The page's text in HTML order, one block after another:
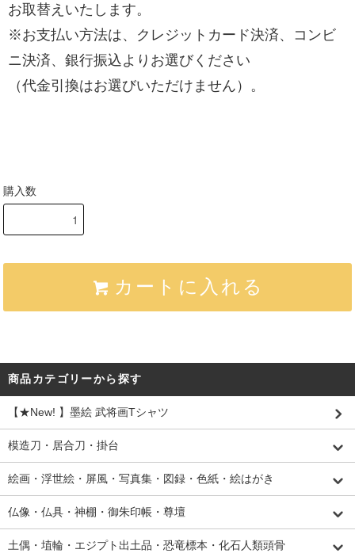
お取替えいたします。
※お支払い方法は、クレジットカード決済、コンビ
ニ決済、銀行振込よりお選びください
（代金引換はお選びいただけません）。
購入数
カートに入れる
商品カテゴリーから探す
【★New! 】墨絵 武将画Tシャツ
模造刀・居合刀・掛台
絵画・浮世絵・屏風・写真集・図録・色紙・絵はがき
仏像・仏具・神棚・御朱印帳・尊壇
土偶・埴輪・エジプト出土品・恐竜標本・化石人類頭骨